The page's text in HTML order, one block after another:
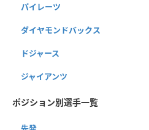
パイレーツ
ダイヤモンドバックス
ドジャース
ジャイアンツ
ポジション別選手一覧